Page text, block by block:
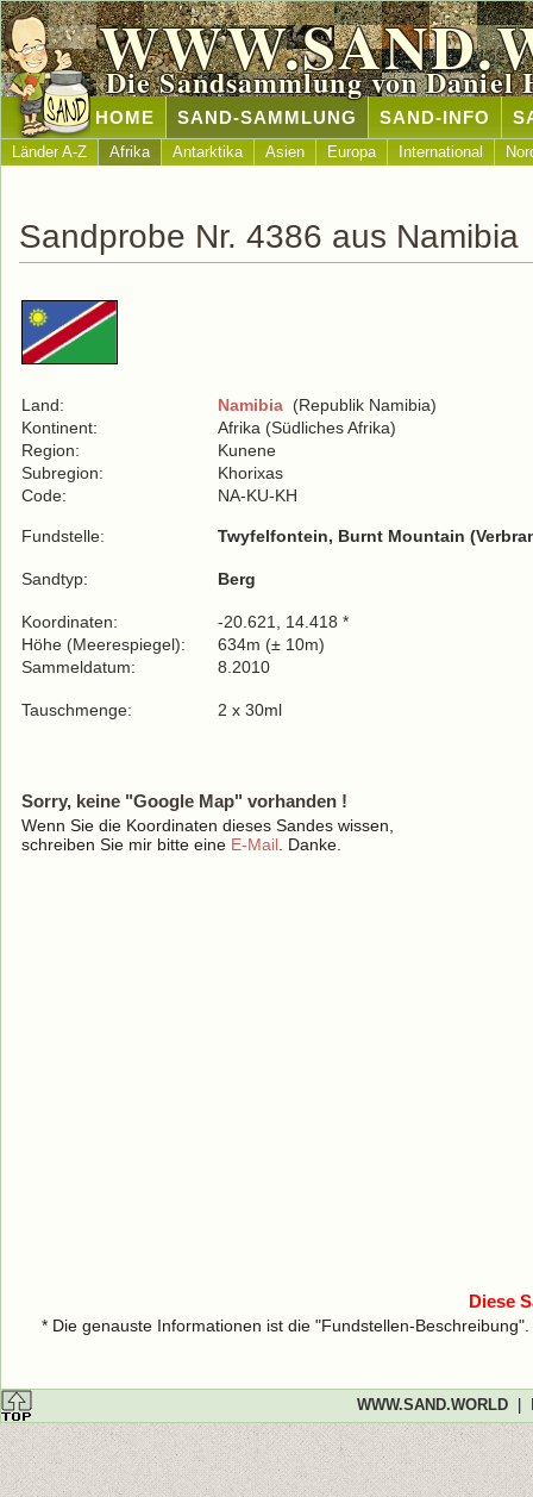
Die Sandsammlung von Daniel
HOME SAND-SAMMLUNG SAND-INFO
Länder A-Z Afrika Antarktika Asien Europa International
Sandprobe Nr. 4386 aus Namibia
Land: Namibia (Republik Namibia)
Kontinent:
Afrika (Südliches Afrika)
Region:
Kunene
Subregion:
Khorixas
Code:
NA-KU-KH
Fundstelle: Twyfelfontein, Burnt Mountain
Sandtyp: Berg
Koordinaten:
-20.621, 14.418 *
Höhe (Meerespiegel):
634m (± 10m)
Sammeldatum:
8.2010
Tauschmenge: 2 x 30ml
Sorry, keine "Google Map" vorhanden !
Wenn Sie die Koordinaten dieses Sandes wissen,
schreiben Sie mir bitte eine E-Mail . Danke.
Diese
* Die genauste Informationen ist die "Fundstellen-
WWW.SAND.WORLD|